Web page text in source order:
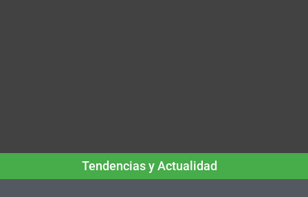
Tendencias y Actualidad